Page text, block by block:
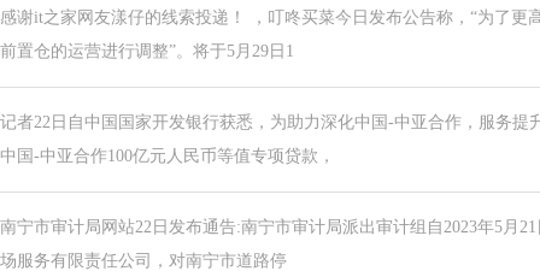
感谢it之家网友漾仔的线索投递！ ，叮咚买菜今日发布公告称，“为了更
前置仓的运营进行调整”。将于5月29日1
记者22日自中国国家开发银行获悉，为助力深化中国-中亚合作，服务提
中国-中亚合作100亿元人民币等值专项贷款，
南宁市审计局网站22日发布通告:南宁市审计局派出审计组自2023年5月
场服务有限责任公司，对南宁市道路停